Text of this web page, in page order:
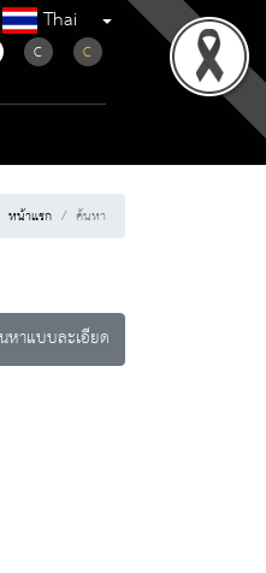
Thai
C C
หน้าแรก ค้นหา
หาแบบละเอียด